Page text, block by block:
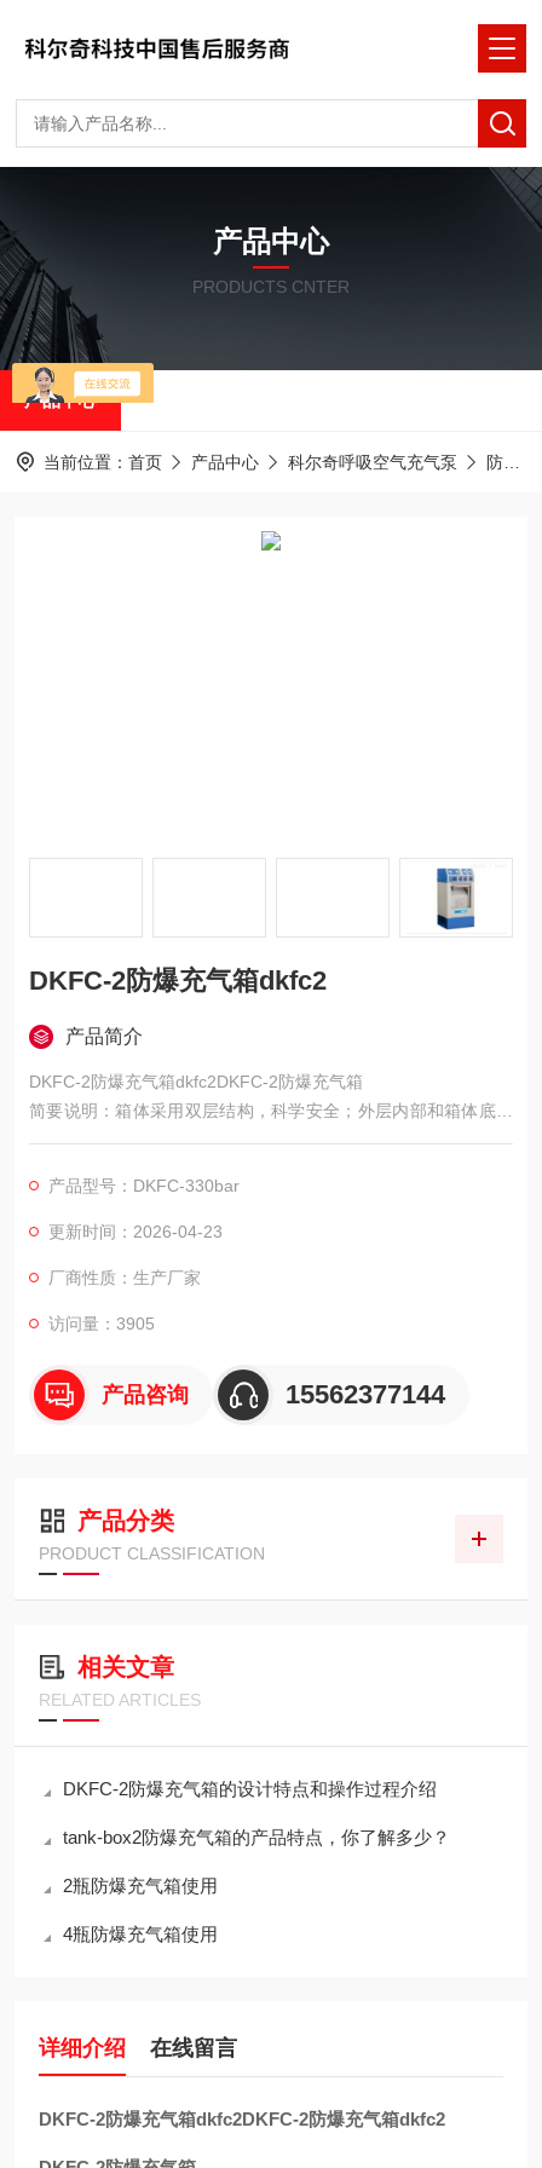
产品中心
PRODUCTS CNTER
产品中心
当前位置： 首页 产品中心 科尔奇呼吸空气充气泵 防爆箱
DKFC-2防爆充气箱dkfc2
产品简介
DKFC-2防爆充气箱dkfc2DKFC-2防爆充气箱
简要说明：箱体采用双层结构，科学安全；外层内部和箱体底部
的泄压孔，确保在气瓶爆破时，人员不受伤害；开门连锁、关门
9L气瓶通用设计、节流阀及减压阀的布置更使得操作起来安全方
便，科学实用
产品型号：DKFC-330bar
更新时间：2026-04-23
厂商性质：生产厂家
访问量：3905
产品咨询 15562377144
产品分类
PRODUCT CLASSIFICATION
相关文章
RELATED ARTICLES
DKFC-2防爆充气箱的设计特点和操作过程介绍
tank-box2防爆充气箱的产品特点，你了解多少？
2瓶防爆充气箱使用
4瓶防爆充气箱使用
详细介绍 在线留言
DKFC-2防爆充气箱dkfc2DKFC-2防爆充气箱dkfc2